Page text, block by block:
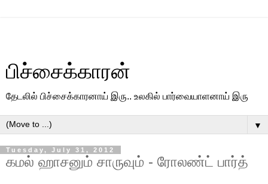
பிச்சைக்காரன்
தேடலில் பிச்சைக்காரனாய் இரு.. உலகில் பார்வையாளனாய் இரு
▼
Tuesday, July 31, 2012
கமல் ஹாசனும் சாருவும் - ரோலண்ட் பார்த்